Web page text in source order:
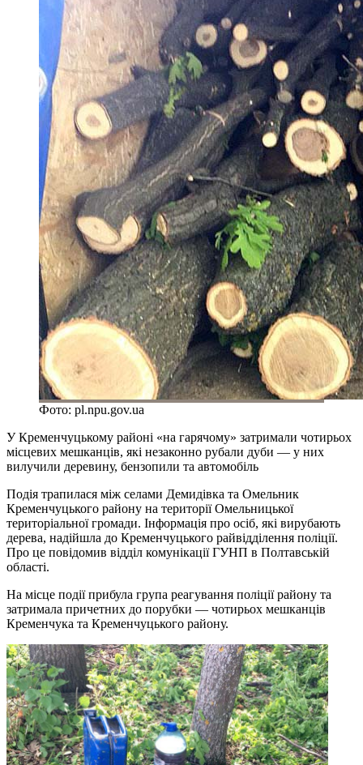
Фото: pl.npu.gov.ua
У Кременчуцькому районі «на гарячому» затримали чотирьох
місцевих мешканців, які незаконно рубали дуби — у них
вилучили деревину, бензопили та автомобіль
Подія трапилася між селами Демидівка та Омельник
Кременчуцького району на території Омельницької
територіальної громади. Інформація про осіб, які вирубають
дерева, надійшла до Кременчуцького райвідділення поліції.
Про це повідомив відділ комунікації ГУНП в Полтавській
області.
На місце події прибула група реагування поліції району та
затримала причетних до порубки — чотирьох мешканців
Кременчука та Кременчуцького району.